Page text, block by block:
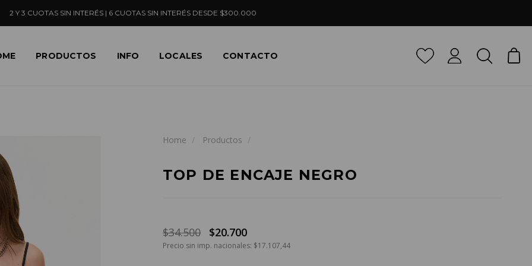
2 Y 3 CUOTAS SIN INTERÉS | 6 CUOTAS SIN INTERÉS DESDE $300.000
PRODUCTOS INFO LOCALES CONTACTO
Home Productos
TOP DE ENCAJE NEGRO
$34.500 $20.700
Precio sin imp. nacionales: $17.107,44